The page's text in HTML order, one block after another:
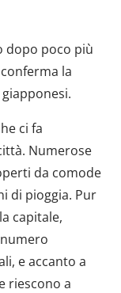
dopo poco più
la
ci fa
Numerose
da comode
di pioggia. Pur
capitale,
e accanto a
riescono a